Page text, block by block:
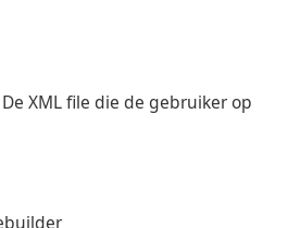
XML file die de gebruiker op